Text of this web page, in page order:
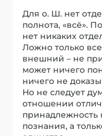
Для о. Ш. нет
полнота, «всё».
нет никаких
Ложно только
внешний – не
может ничего
ничего не
Но не следует
отношении
принадлежность
познания, а